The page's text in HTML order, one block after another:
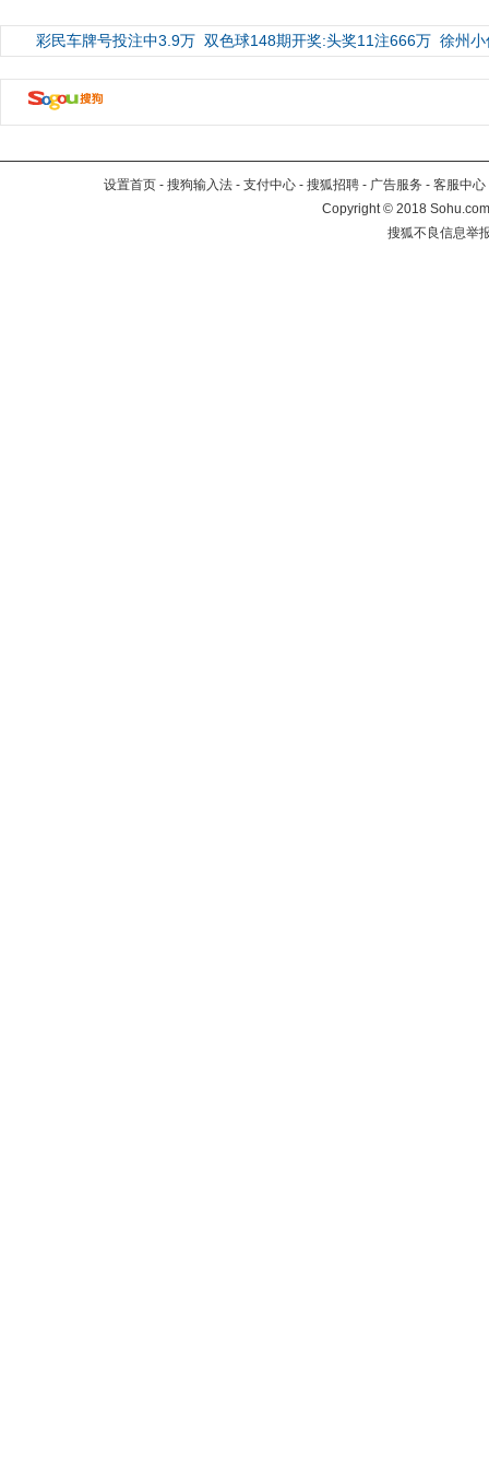
彩民车牌号投注中3.9万 双色球148期开奖:头奖11注666万 徐州
设置首页 - 搜狗输入法 - 支付中心 - 搜狐招聘 - 广告服务 - 客服中心
Copyright©2018
搜狐不良信息举